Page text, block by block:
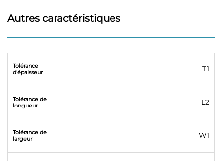
Autres caractéristiques
Tolérance
d'épaisseur
T1
Tolérance de
longueur
L2
Tolérance de
largeur
W1